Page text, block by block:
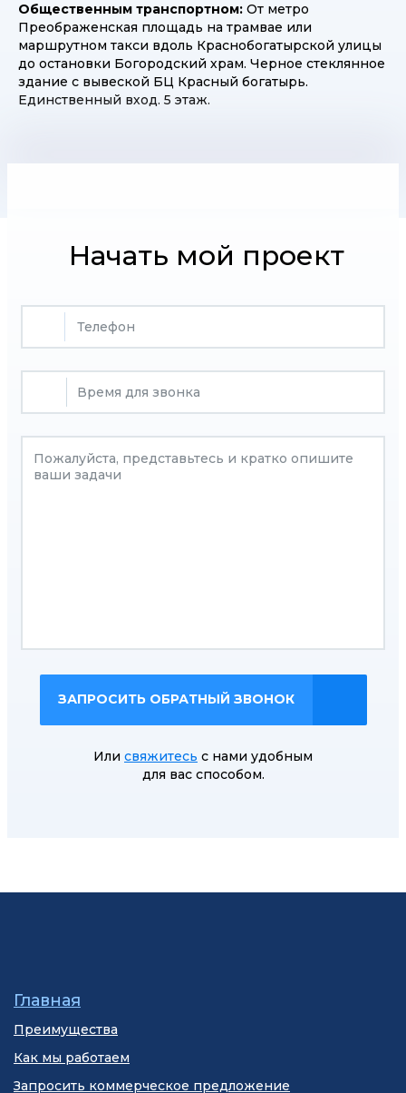
Общественным транспортном: От метро
Преображенская площадь на трамвае или
маршрутном такси вдоль Краснобогатырской улицы
до остановки Богородский храм. Черное стеклянное
здание с вывеской БЦ Красный богатырь.
Единственный вход. 5 этаж.
Начать мой проект
Время для звонка
ЗАПРОСИТЬ ОБРАТНЫЙ ЗВОНОК
Или свяжитесь с нами удобным
для вас способом.
Главная
Преимущества
Как мы работаем
Запросить коммерческое предложение